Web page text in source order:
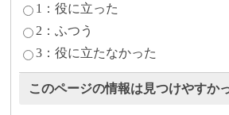
1：役に立った
2：ふつう
3：役に立たなかった
このページの情報は見つけやすか